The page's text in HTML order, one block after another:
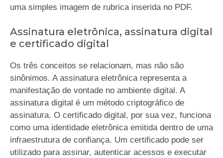
uma simples imagem de rubrica inserida no PDF.
Assinatura eletrônica, assinatura digital
e certificado digital
Os três conceitos se relacionam, mas não são
sinônimos. A assinatura eletrônica representa a
manifestação de vontade no ambiente digital. A
assinatura digital é um método criptográfico de
assinatura. O certificado digital, por sua vez, funciona
como uma identidade eletrônica emitida dentro de uma
infraestrutura de confiança. Um certificado pode ser
utilizado para assinar, autenticar acessos e executar